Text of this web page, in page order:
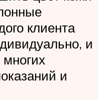
клиента
и
и